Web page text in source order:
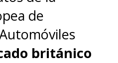
de
británico